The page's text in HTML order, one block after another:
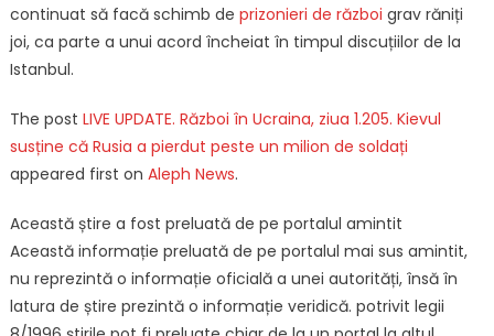
continuat să facă schimb de prizonieri de război grav răniți
joi, ca parte a unui acord încheiat în timpul discuțiilor de la
Istanbul.
The post LIVE UPDATE. Război în Ucraina, ziua 1.205. Kievul
susține că Rusia a pierdut peste un milion de soldați
appeared first on Aleph News.
Această știre a fost preluată de pe portalul amintit
Această informație preluată de pe portalul mai sus amintit,
nu reprezintă o informație oficială a unei autorități, însă în
latura de știre prezintă o informație veridică. potrivit legii